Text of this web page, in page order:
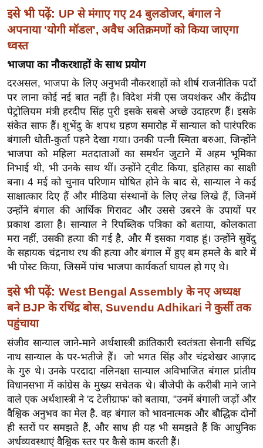
ल
बे
सा
ल
श
ख्सि
य
त
यं
ग
इं
डि
या
सा
हि
ज
ग
त
ऑ
टो
व
र्ल्ड
न्यू
ज
ब्री
इसे भी पढ़ें: UP से मंगाए गए 24 बुलडोजर, बंगाल ने
अपनाया 'योगी मॉडल', अवैध अतिक्रमणों को किया जाएगा
ध्वस्त
भाजपा का नौकरशाहों के साथ प्रयोग
दरअसल, भाजपा के लिए अनुभवी नौकरशाहों को शीर्ष राजनीतिक पदों
पर लाना कोई नई बात नहीं है। विदेश मंत्री एस जयशंकर और केंद्रीय
पेट्रोलियम मंत्री हरदीप सिंह पुरी इसके सबसे अच्छे उदाहरण हैं। इसके
संकेत साफ हैं। शुभेंदु के शपथ ग्रहण समारोह में सान्याल को पारंपरिक
बंगाली धोती-कुर्ता पहने देखा गया। उनकी पत्नी स्मिता बरुआ, जिन्होंने
भाजपा को महिला मतदाताओं का समर्थन जुटाने में अहम भूमिका
निभाई थी, भी उनके साथ थीं। उन्होंने ट्वीट किया, इतिहास का साक्षी
बना। 4 मई को चुनाव परिणाम घोषित होने के बाद से, सान्याल ने कई
साक्षात्कार दिए हैं और मीडिया संस्थानों के लिए लेख लिखे हैं, जिनमें
उन्होंने बंगाल की आर्थिक गिरावट और उससे उबरने के उपायों पर
प्रकाश डाला है। सान्याल ने रिपब्लिक पत्रिका को बताया, कोलकाता
मरा नहीं, उसकी हत्या की गई है, और मैं इसका गवाह हूं। उन्होंने सुवेंदु
के सहायक चंद्रनाथ रथ की हत्या और बंगाल में हुए बम हमले के बारे में
भी पोस्ट किया, जिसमें पांच भाजपा कार्यकर्ता घायल हो गए थे।
इसे भी पढ़ें: West Bengal Assembly के नए अध्यक्ष
बने BJP के रथिंद्र बोस, Suvendu Adhikari ने कुर्सी तक
पहुंचाया
संजीव सान्याल जाने-माने अर्थशास्त्री क्रांतिकारी स्वतंत्रता सेनानी सचिंद्र
नाथ सान्याल के पर-भतीजे हैं। जो भगत सिंह और चंद्रशेखर आज़ाद
के गुरु थे। उनके परदादा नलिनक्षा सान्याल अविभाजित बंगाल प्रांतीय
विधानसभा में कांग्रेस के मुख्य सचेतक थे। बीजेपी के करीबी माने जाने
वाले एक अर्थशास्त्री ने 'द टेलीग्राफ' को बताया, "उनमें बंगाली जड़ों और
वैश्विक अनुभव का मेल है. वह बंगाल को भावनात्मक और बौद्धिक दोनों
ही स्तरों पर समझते हैं, और साथ ही यह भी समझते हैं कि आधुनिक
अर्थव्यवस्थाएं वैश्विक स्तर पर कैसे काम करती हैं।